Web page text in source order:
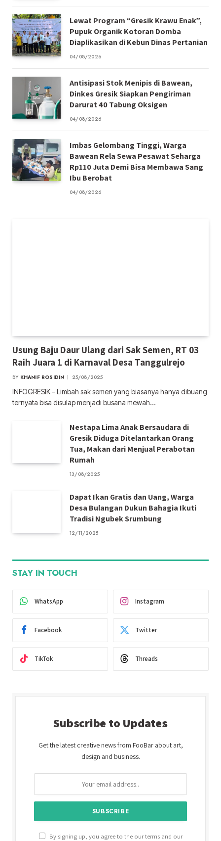
Lewat Program “Gresik Krawu Enak”,
Pupuk Organik Kotoran Domba
Diaplikasikan di Kebun Dinas Pertanian
04/08/2026
Antisipasi Stok Menipis di Bawean,
Dinkes Gresik Siapkan Pengiriman
Darurat 40 Tabung Oksigen
04/08/2026
Imbas Gelombang Tinggi, Warga
Bawean Rela Sewa Pesawat Seharga
Rp110 Juta Demi Bisa Membawa Sang
Ibu Berobat
04/08/2026
Usung Baju Daur Ulang dari Sak Semen, RT 03
Raih Juara 1 di Karnaval Desa Tanggulrejo
BY KHANIF ROSIDIN 25/08/2025
INFOGRESIK – Limbah sak semen yang biasanya hanya dibuang
ternyata bisa disulap menjadi busana mewah…
Nestapa Lima Anak Bersaudara di
Gresik Diduga Ditelantarkan Orang
Tua, Makan dari Menjual Perabotan
Rumah
13/08/2025
Dapat Ikan Gratis dan Uang, Warga
Desa Bulangan Dukun Bahagia Ikuti
Tradisi Ngubek Srumbung
12/11/2025
STAY IN TOUCH
WhatsApp Instagram
Facebook Twitter
TikTok Threads
Subscribe to Updates
Get the latest creative news from FooBar about art,
design and business.
By signing up, you agree to the our terms and our